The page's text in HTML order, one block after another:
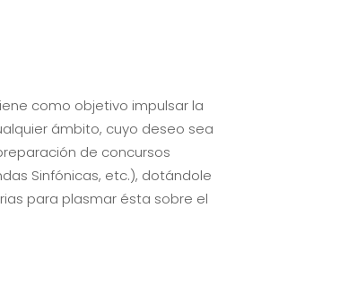
como objetivo impulsar la
ámbito, cuyo deseo sea
de concursos
Sinfónicas, etc.), dotándole
para plasmar ésta sobre el